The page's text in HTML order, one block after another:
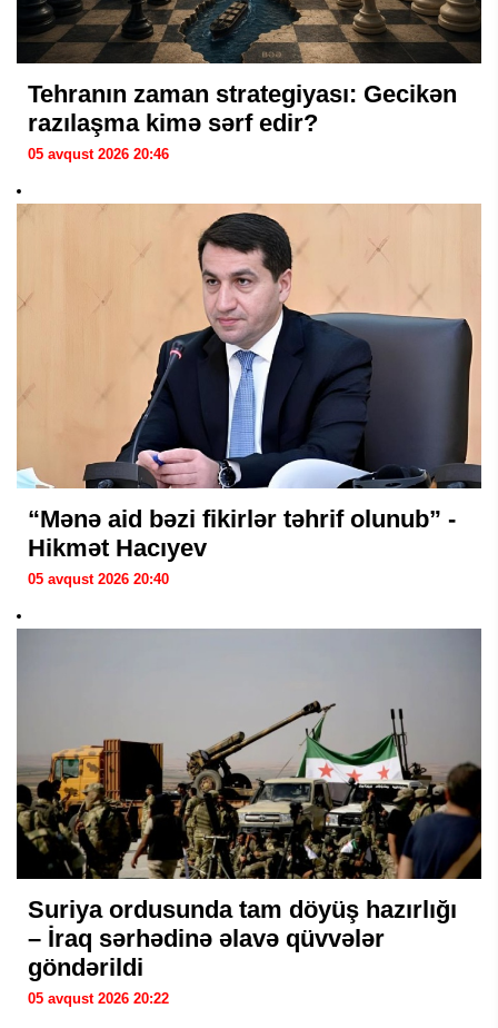
Tehranın zaman strategiyası: Gecikən
razılaşma kimə sərf edir?
05 avqust 2026 20:46
“Mənə aid bəzi fikirlər təhrif olunub” -
Hikmət Hacıyev
05 avqust 2026 20:40
Suriya ordusunda tam döyüş hazırlığı
– İraq sərhədinə əlavə qüvvələr
göndərildi
05 avqust 2026 20:22